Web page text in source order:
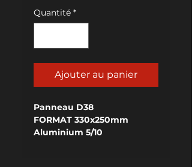
Quantité *
Ajouter au panier
Panneau D38
FORMAT 330x250mm
Aluminium 5/10